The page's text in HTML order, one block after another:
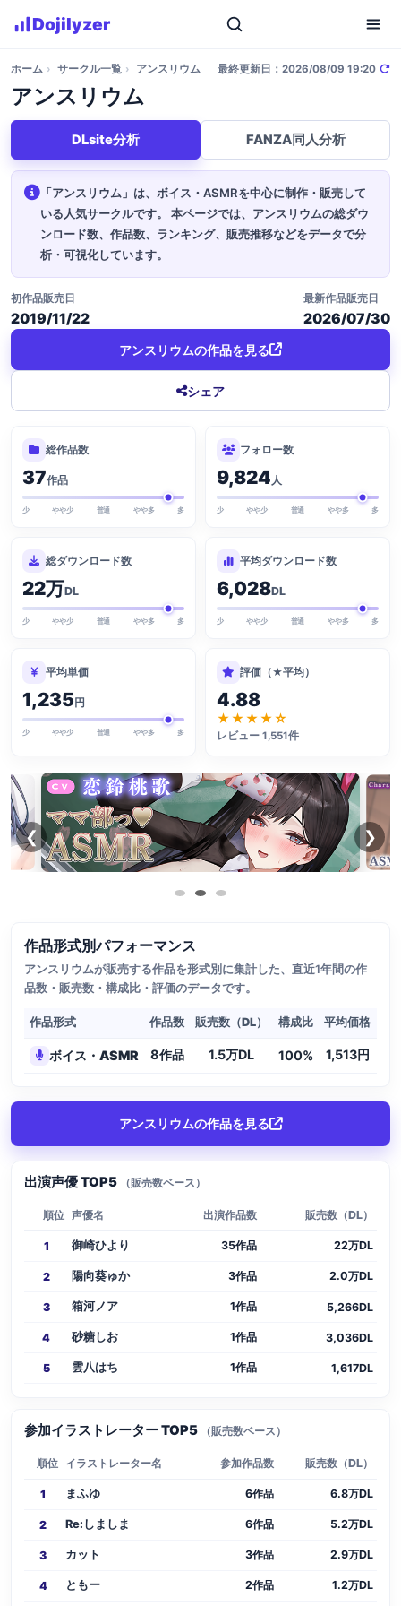
Dojilyzer
ホーム › サークル一覧 › アンスリウム 最終更新日：2026/08/09 19:20
アンスリウム
DLsite分析 FANZA同人分析
「アンスリウム」は、ボイス・ASMRを中心に制作・販売して
いる人気サークルです。
本ページでは、アンスリウムの総ダウ
ンロード数、作品数、ランキング、販売推移などをデータで分
析・可視化しています。
初作品販売日
2019/11/22
最新作品販売日
2026/07/30
シェア
アンスリウムの作品を見る
総作品数
37作品
少 やや少 普通 やや多 多
フォロー数
9,824人
少 やや少 普通 やや多 多
総ダウンロード数
22万DL
少 やや少 普通 やや多 多
平均ダウンロード数
6,028DL
少 やや少 普通 やや多 多
平均単価
1,235円
少 やや少 普通 やや多 多
評価（★平均）
4.88
★★★★☆
レビュー 1,551件
❮ ❯
作品形式別パフォーマンス
アンスリウムが販売する作品を形式別に集計した、直近1年間の作
品数・販売数・構成比・評価のデータです。
作品形式 作品数 販売数（DL） 構成比 平均価格
ボイス・ASMR 8作品 1.5万DL 100% 1,513円
アンスリウムの作品を見る
出演声優 TOP5 （販売数ベース）
順位 声優名 出演作品数 販売数（DL）
1 御崎ひより 35作品 22万DL
2 陽向葵ゅか 3作品 2.0万DL
3 箱河ノア 1作品 5,266DL
4 砂糖しお 1作品 3,036DL
5 雲八はち 1作品 1,617DL
参加イラストレーター TOP5 （販売数ベース）
順位 イラストレーター名 参加作品数 販売数（DL）
1 まふゆ 6作品 6.8万DL
2 Re:しましま 6作品 5.2万DL
3 カット 3作品 2.9万DL
4 ともー 2作品 1.2万DL